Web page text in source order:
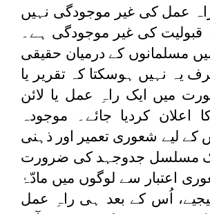
عمل کی غیر موجودگی نہیں
قبولیت کی غیر موجودگی ہے۔
مسلمانوں کے درمیان حقیقی
یہ نہیں ہوسکتا کہ تقریر یا
میں ایک راہِ عمل یا لائن
اعلان کردیا جائے۔ موجودہ
کے لیے شعوری تعمیر اور ذہنی
مسلسل جدوجہد کی ضرورت
اعتبار سے لوگوں میں مادّۂ
کیجیے، اُس کے بعد ہی راہِ عمل